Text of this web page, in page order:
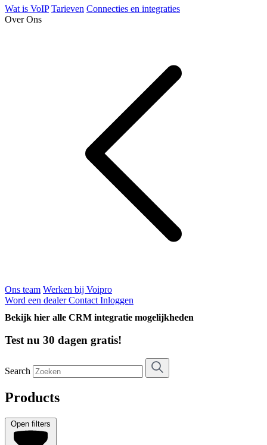
Wat is VoIP Tarieven Connecties en integraties
Over Ons
Ons team Werken bij Voipro
Word een dealerContact Inloggen
Bekijk hier alle CRM integratie mogelijkheden
Test nu 30 dagen gratis!
Search
Products
Open filters